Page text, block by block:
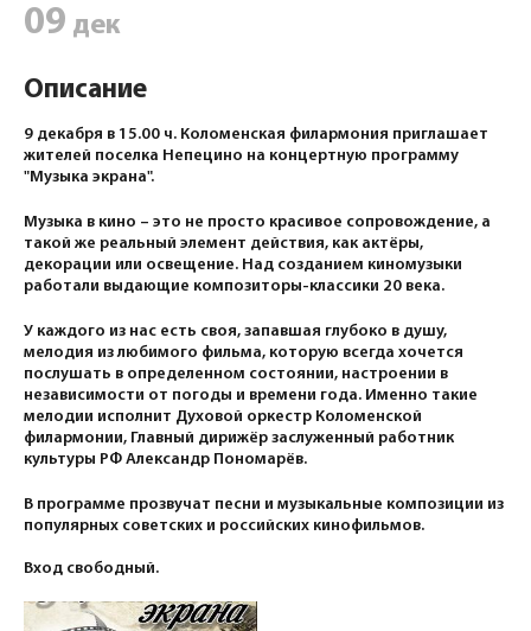
09 дек
Описание
9 декабря в 15.00 ч. Коломенская филармония приглашает
жителей поселка Непецино на концертную программу
"Музыка экрана".
Музыка в кино – это не просто красивое сопровождение, а
такой же реальный элемент действия, как актёры,
декорации или освещение. Над созданием киномузыки
работали выдающие композиторы-классики 20 века.
У каждого из нас есть своя, запавшая глубоко в душу,
мелодия из любимого фильма, которую всегда хочется
послушать в определенном состоянии, настроении в
независимости от погоды и времени года. Именно такие
мелодии исполнит Духовой оркестр Коломенской
филармонии, Главный дирижёр заслуженный работник
культуры РФ Александр Пономарёв.
В программе прозвучат песни и музыкальные композиции из
популярных советских и российских кинофильмов.
Вход свободный.